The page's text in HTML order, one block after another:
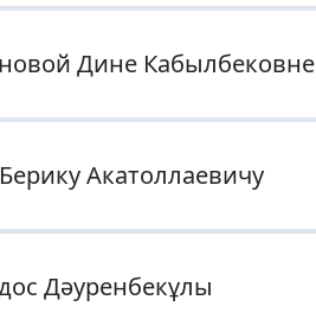
Дине Кабылбековне
Акатоллаевичу
Дәуренбекұлы